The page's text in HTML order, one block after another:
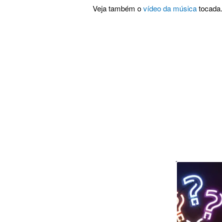
Veja também ovídeo da músicatocada.